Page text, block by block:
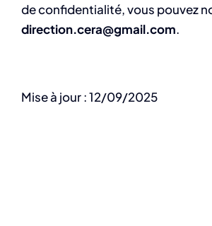
de confidentialité, vous pouvez
direction.cera@gmail.com.
Mise à jour : 12/09/2025